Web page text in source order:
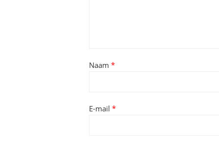
Naam *
E-mail *